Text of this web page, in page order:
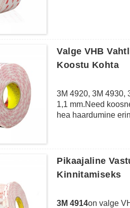
liimimine,
Valge VHB
Koostu Kohta
3M 4920, 3M 4930,
1,1 mm.Need
hea haardumine
võivad asendada
kokkupanek,
Pikaajaline
Kinnitamiseks
3M 4914on valge